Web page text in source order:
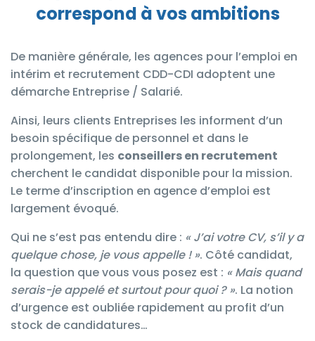
correspond à vos ambitions
De manière générale, les agences pour l’emploi en
intérim et recrutement CDD-CDI adoptent une
démarche Entreprise / Salarié.
Ainsi, leurs clients Entreprises les informent d’un
besoin spécifique de personnel et dans le
prolongement, les conseillers en recrutement
cherchent le candidat disponible pour la mission.
Le terme d’inscription en agence d’emploi est
largement évoqué.
Qui ne s’est pas entendu dire : « J’ai votre CV, s’il y a
quelque chose, je vous appelle ! ». Côté candidat,
la question que vous vous posez est : « Mais quand
serais-je appelé et surtout pour quoi ? ». La notion
d’urgence est oubliée rapidement au profit d’un
stock de candidatures…